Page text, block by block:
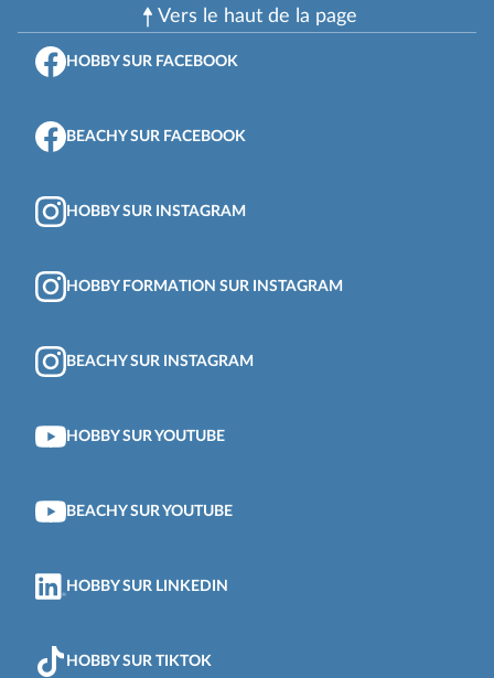
Vers le haut de la page
HOBBY SUR FACEBOOK
BEACHY SUR FACEBOOK
HOBBY SUR INSTAGRAM
HOBBY FORMATION SUR INSTAGRAM
BEACHY SUR INSTAGRAM
HOBBY SUR YOUTUBE
BEACHY SUR YOUTUBE
HOBBY SUR LINKEDIN
HOBBY SUR TIKTOK